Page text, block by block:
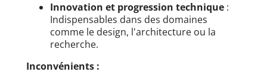
Innovation et progression technique :
Indispensables dans des domaines
comme le design, l'architecture ou la
recherche.
Inconvénients :